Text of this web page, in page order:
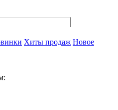
Хиты продаж Новое